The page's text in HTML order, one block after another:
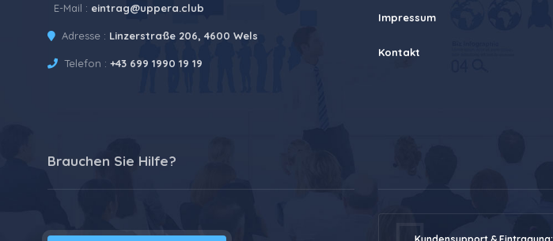
E-Mail : eintrag@uppera.club
Adresse : Linzerstraße 206, 4600 Wels
Telefon : +43 699 1990 19 19
Impressum
Kontakt
Brauchen Sie Hilfe?
Kundensupport & Eintragung: